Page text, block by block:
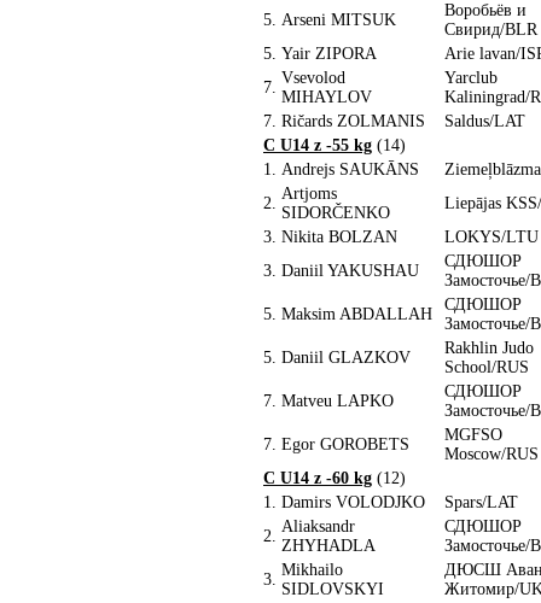
5. Arseni MITSUK
Воробьёв и
Свирид/BLR
5. Yair ZIPORA
Arie lavan/
7.
Vsevolod
MIHAYLOV
Yarclub
Kaliningrad/
7. Ričards ZOLMANIS
Saldus/LAT
C U14 z -55 kg (14)
1. Andrejs SAUKĀNS
2.
Artjoms
SIDORČENKO
Liepājas
3. Nikita BOLZAN
LOKYS/LTU
3. Daniil YAKUSHAU
СДЮШОР
Замосточье/
5. Maksim ABDALLAH
СДЮШОР
Замосточье/
5. Daniil GLAZKOV
Rakhlin Judo
School/RUS
7. Matveu LAPKO
СДЮШОР
Замосточье/
7. Egor GOROBETS
MGFSO
Moscow/RUS
C U14 z -60 kg (12)
1. Damirs VOLODJKO
Spars/LAT
2.
Aliaksandr
ZHYHADLA
СДЮШОР
Замосточье/
3.
Mikhailo
SIDLOVSKYI
ДЮСШ
Житомир/